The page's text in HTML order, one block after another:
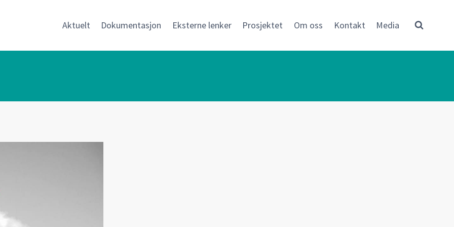
Aktuelt Dokumentasjon Eksterne lenker Prosjektet Om oss Kontakt Media